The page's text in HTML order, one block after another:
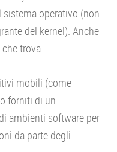
operativo (non
del kernel). Anche
trova.
mobili (come
forniti di un
ambienti software per
da parte degli